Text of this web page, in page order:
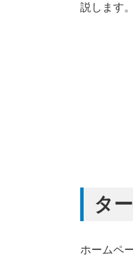
説します。
タ
ホームペ